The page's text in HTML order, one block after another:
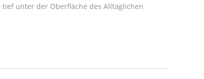
unter der Oberfläche des Alltäglichen